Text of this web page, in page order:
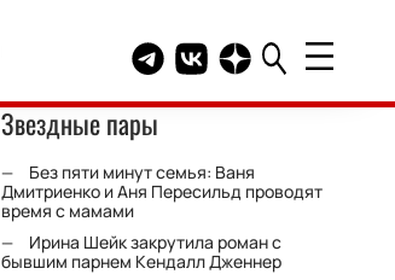
Telegram канал HELLO
Группа HELLO
Канал HELLO в
Звездные пары
Без пяти минут семья: Ваня
Дмитриенко и Аня Пересильд проводят
время с мамами
Ирина Шейк закрутила роман с
бывшим парнем Кендалл Дженнер